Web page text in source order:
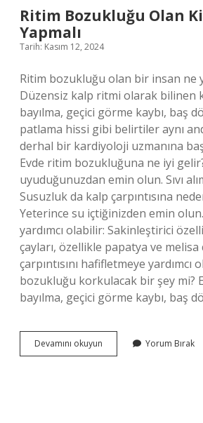
Ritim Bozukluğu Olan
Yapmalı
Tarih: Kasım 12, 2024
Ritim bozukluğu olan bir insan ne
Düzensiz kalp ritmi olarak bilinen
bayılma, geçici görme kaybı, baş
patlama hissi gibi belirtiler aynı
derhal bir kardiyoloji uzmanına
Evde ritim bozukluğuna ne iyi
uyuduğunuzdan emin olun. Sıvı
Susuzluk da kalp çarpıntısına
Yeterince su içtiğinizden emin
yardımcı olabilir: Sakinleştirici
çayları, özellikle papatya ve melisa
çarpıntısını hafifletmeye yardımcı
bozukluğu korkulacak bir şey mi?
bayılma, geçici görme kaybı, baş
Devamını okuyun
Bozukluğu
Yorum Bırak